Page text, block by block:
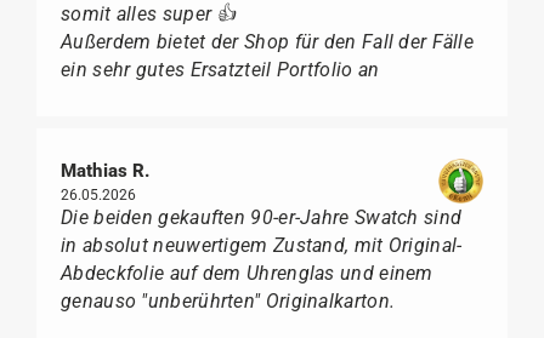
somit alles super 👍
Außerdem bietet der Shop für den Fall der Fälle
ein sehr gutes Ersatzteil Portfolio an
Mathias R.
26.05.2026
Die beiden gekauften 90-er-Jahre Swatch sind
in absolut neuwertigem Zustand, mit Original-
Abdeckfolie auf dem Uhrenglas und einem
genauso "unberührten" Originalkarton.